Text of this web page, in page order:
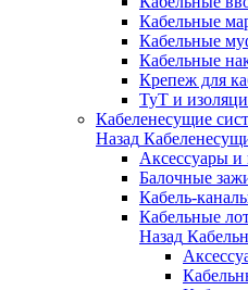
Кабельные
Кабельные
Кабельные
Крепеж для
ТуТ и
Кабеленесущие
Назад
Аксессуары и
Балочные
Кабель-
Кабельные
Назад